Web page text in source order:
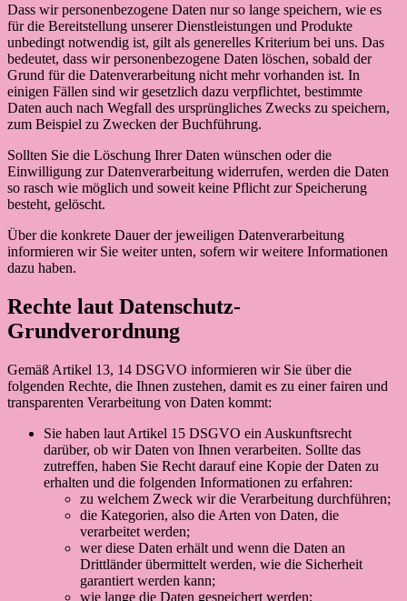
Dass wir personenbezogene Daten nur so lange speichern, wie es
für die Bereitstellung unserer Dienstleistungen und Produkte
unbedingt notwendig ist, gilt als generelles Kriterium bei uns. Das
bedeutet, dass wir personenbezogene Daten löschen, sobald der
Grund für die Datenverarbeitung nicht mehr vorhanden ist. In
einigen Fällen sind wir gesetzlich dazu verpflichtet, bestimmte
Daten auch nach Wegfall des ursprüngliches Zwecks zu speichern,
zum Beispiel zu Zwecken der Buchführung.
Sollten Sie die Löschung Ihrer Daten wünschen oder die
Einwilligung zur Datenverarbeitung widerrufen, werden die Daten
so rasch wie möglich und soweit keine Pflicht zur Speicherung
besteht, gelöscht.
Über die konkrete Dauer der jeweiligen Datenverarbeitung
informieren wir Sie weiter unten, sofern wir weitere Informationen
dazu haben.
Rechte laut Datenschutz-
Grundverordnung
Gemäß Artikel 13, 14 DSGVO informieren wir Sie über die
folgenden Rechte, die Ihnen zustehen, damit es zu einer fairen und
transparenten Verarbeitung von Daten kommt:
Sie haben laut Artikel 15 DSGVO ein Auskunftsrecht
darüber, ob wir Daten von Ihnen verarbeiten. Sollte das
zutreffen, haben Sie Recht darauf eine Kopie der Daten zu
erhalten und die folgenden Informationen zu erfahren:
zu welchem Zweck wir die Verarbeitung durchführen;
die Kategorien, also die Arten von Daten, die
verarbeitet werden;
wer diese Daten erhält und wenn die Daten an
Drittländer übermittelt werden, wie die Sicherheit
garantiert werden kann;
wie lange die Daten gespeichert werden;